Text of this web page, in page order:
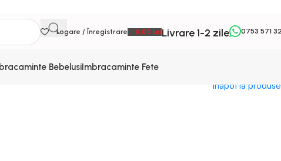
Logare / Înregistrare 0,00 LeiLivrare 1-2 zile 0753 571
BebelusiImbracaminte Fete
Inapoi la produse